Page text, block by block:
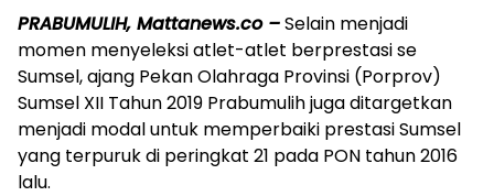
PRABUMULIH, Mattanews.co –Selain menjadi
momen menyeleksi atlet-atlet berprestasi se
Sumsel, ajang Pekan Olahraga Provinsi (Porprov)
Sumsel XII Tahun 2019 Prabumulih juga ditargetkan
menjadi modal untuk memperbaiki prestasi Sumsel
yang terpuruk di peringkat 21 pada PON tahun 2016
lalu.